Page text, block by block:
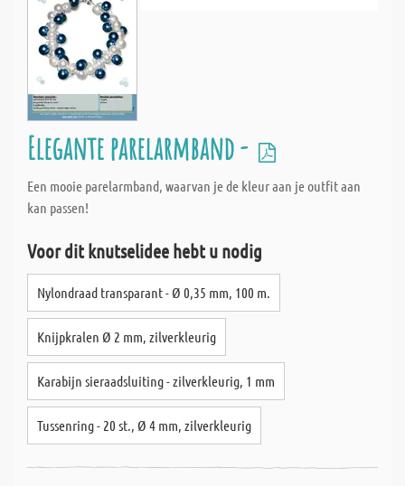
Elegante parelarmband -
Een mooie parelarmband, waarvan je de kleur aan je outfit aan
kan passen!
Voor dit knutselidee hebt u nodig
Nylondraad transparant - Ø 0,35 mm, 100 m.
Knijpkralen Ø 2 mm, zilverkleurig
Karabijn sieraadsluiting - zilverkleurig, 1 mm
Tussenring - 20 st., Ø 4 mm, zilverkleurig